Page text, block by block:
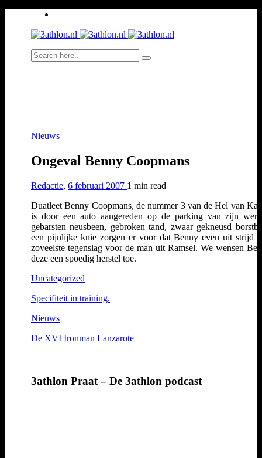
Nieuws
Ongeval Benny Coopmans
Redactie, 6 februari 2007 1 min read
Duatleet Benny Coopmans, de nummer 3 van de Hel van
is door een auto aangereden op de parking van zijn
gebarsten neusbeen, gebroken tand, zwaar gekneusd
een pijnlijke knie zorgen er voor dat Benny even uit strijd
zoveelste tegenslag voor de man uit Ramsel. We wensen
deze een spoedig herstel toe.
Uncategorized
Specifiteit in training.
Nieuws
De XVI Ironman Lanzarote
3athlon Praat – De 3athlon podcast